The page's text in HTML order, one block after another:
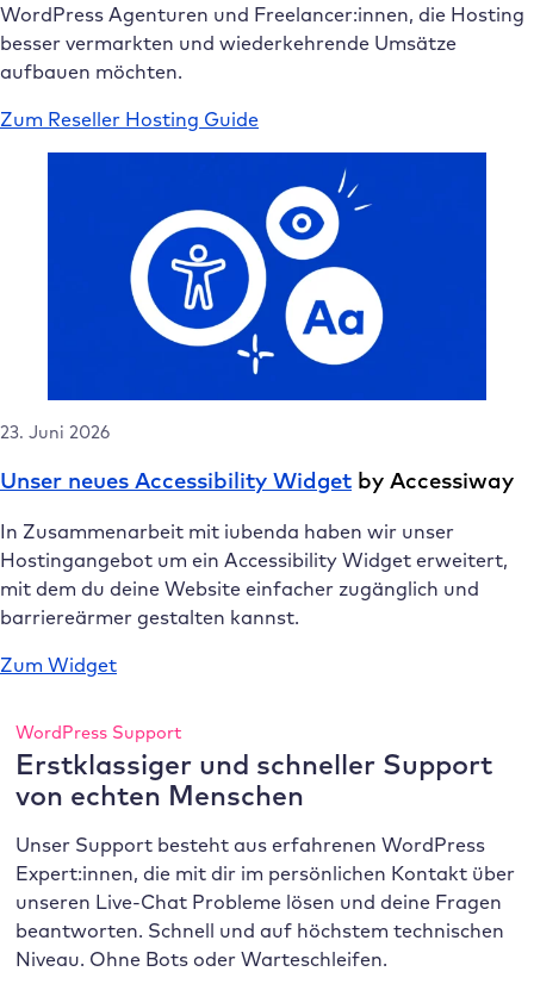
WordPress Agenturen und Freelancer:innen, die Hosting
besser vermarkten und wiederkehrende Umsätze
aufbauen möchten.
Zum Reseller Hosting Guide
23. Juni 2026
Unser neues Accessibility Widget by Accessiway
In Zusammenarbeit mit iubenda haben wir unser
Hostingangebot um ein Accessibility Widget erweitert,
mit dem du deine Website einfacher zugänglich und
barriereärmer gestalten kannst.
Zum Widget
WordPress Support
Erstklassiger und schneller Support
von echten Menschen
Unser Support besteht aus erfahrenen WordPress
Expert:innen, die mit dir im persönlichen Kontakt über
unseren Live-Chat Probleme lösen und deine Fragen
beantworten. Schnell und auf höchstem technischen
Niveau. Ohne Bots oder Warteschleifen.